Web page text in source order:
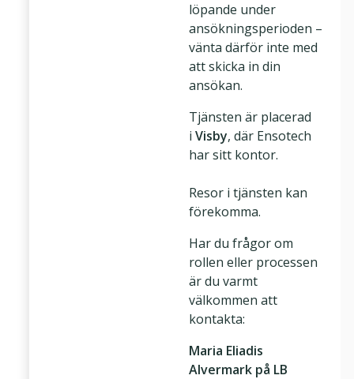
löpande under
ansökningsperioden –
vänta därför inte med
att skicka in din
ansökan.
Tjänsten är placerad
i Visby, där Ensotech
har sitt kontor.
Resor i tjänsten kan
förekomma.
Har du frågor om
rollen eller processen
är du varmt
välkommen att
kontakta:
Maria Eliadis
Alvermark på LB